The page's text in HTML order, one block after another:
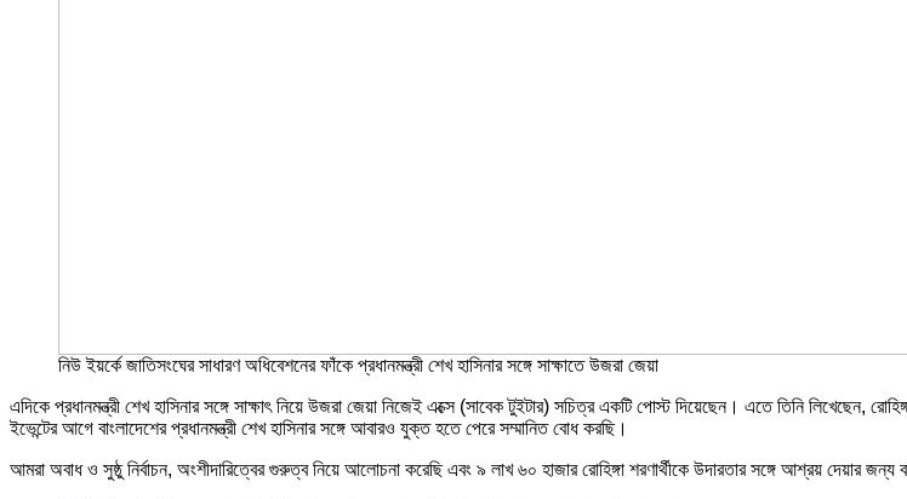
নিউ ইয়র্কে জাতিসংঘের সাধারণ অধিবেশনের ফাঁকে প্রধানমন্ত্রী শেখ হাসিনার সঙ্গে সাক্ষাতে উজরা জেয়া
এদিকে প্রধানমন্ত্রী শেখ হাসিনার সঙ্গে সাক্ষাৎ নিয়ে উজরা জেয়া নিজেই এক্সে (সাবেক টুইটার) সচিত্র একটি পোস্ট দিয়েছেন। এতে তিনি লিখেছেন,
ইভেন্টের আগে বাংলাদেশের প্রধানমন্ত্রী শেখ হাসিনার সঙ্গে আবারও যুক্ত হতে পেরে সম্মানিত বোধ করছি।
আমরা অবাধ ও সুষ্ঠু নির্বাচন, অংশীদারিত্বের গুরুত্ব নিয়ে আলোচনা করেছি এবং ৯ লাখ ৬০ হাজার রোহিঙ্গা শরণার্থীকে উদারতার সঙ্গে আশ্রয় দেয়ার